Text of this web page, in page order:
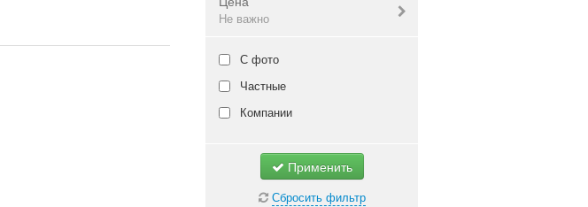
Не важно
Валюта:руб.
С фото
Частные
Компании
Применить
Сбросить фильтр